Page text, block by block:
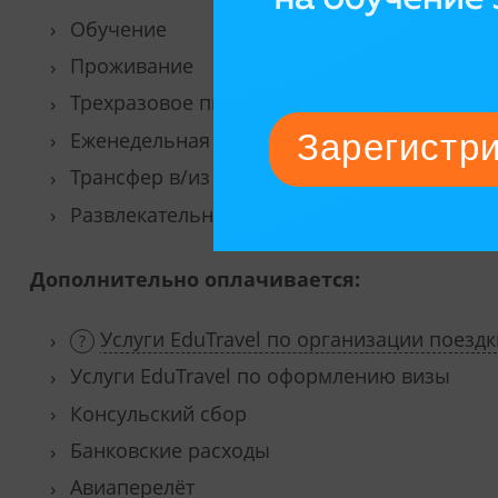
Обучение
Проживание
Трехразовое питание
Еженедельная стирка
Трансфер в/из аэропорта Женевы
Развлекательные мероприятия и экскурсии
Дополнительно оплачивается:
Услуги EduTravel по организации
Услуги EduTravel по оформлению визы
Консульский сбор
Банковские расходы
Авиаперелёт